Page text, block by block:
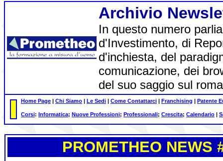
Archivio
In questo numero
d'Investimento, di
d'inchiesta, del
comunicazione, dei
del suo saggio sul
Home Page | Chi Siamo | Le Sedi | Come Contattarci | Franchising | Patente
Corsi: Informatica; Nuove Professioni; Professionali; Crescita; Calendario |
PROMETHEO NEWS